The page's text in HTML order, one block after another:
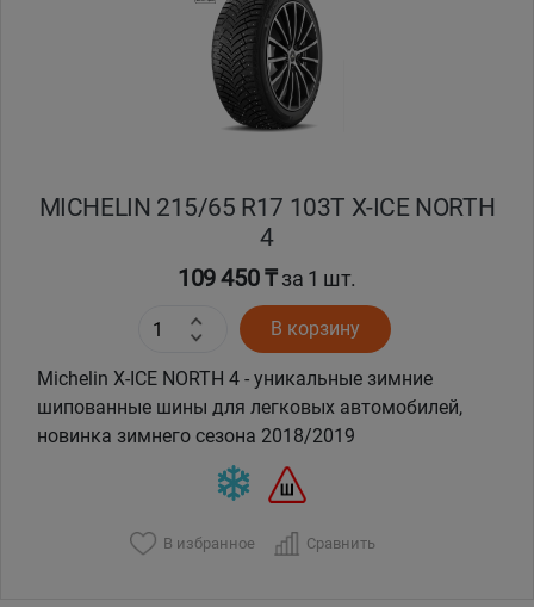
MICHELIN 215/65 R17 103T X-ICE NORTH
4
109 450 ₸за 1 шт.
В корзину
Michelin X-ICE NORTH 4 - уникальные зимние
шипованные шины для легковых автомобилей,
новинка зимнего сезона 2018/2019
В избранное Сравнить